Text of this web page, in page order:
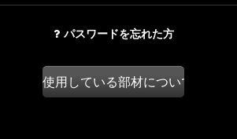
パスワードを忘れた方
使用している部材についての考え方